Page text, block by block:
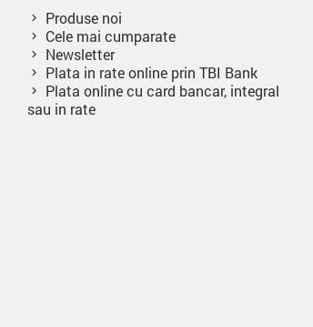
Produse noi
Cele mai cumparate
Newsletter
Plata in rate online prin TBI Bank
Plata online cu card bancar, integral
sau in rate